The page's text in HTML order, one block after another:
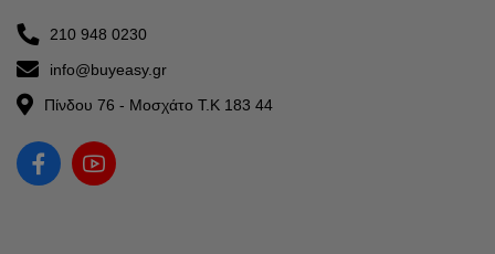
210 948 0230
info@buyeasy.gr
Πίνδου 76 - Μοσχάτο Τ.Κ 183 44